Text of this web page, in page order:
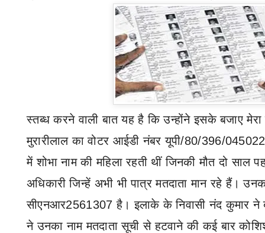
स्तब्ध करने वाली बात यह है कि उन्होंने इसके बजाए मेरा
मुरारीलाल का वोटर आईडी नंबर यूपी/80/396/
में शोभा नाम की महिला रहती थीं जिनकी मौत दो साल
अधिकारी जिन्हें अभी भी पात्र मतदाता मान रहे हैं।
सीएनआर2561307 है। इलाके के निवासी नंद कुमार ने
ने उनका नाम मतदाता सूची से हटवाने की कई बार